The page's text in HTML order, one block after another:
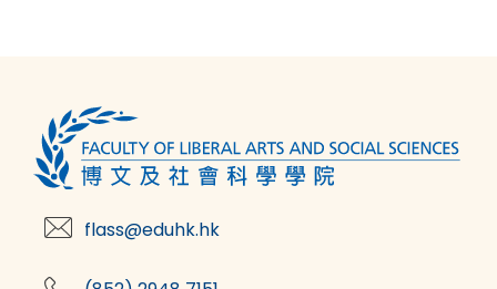
flass@eduhk.hk